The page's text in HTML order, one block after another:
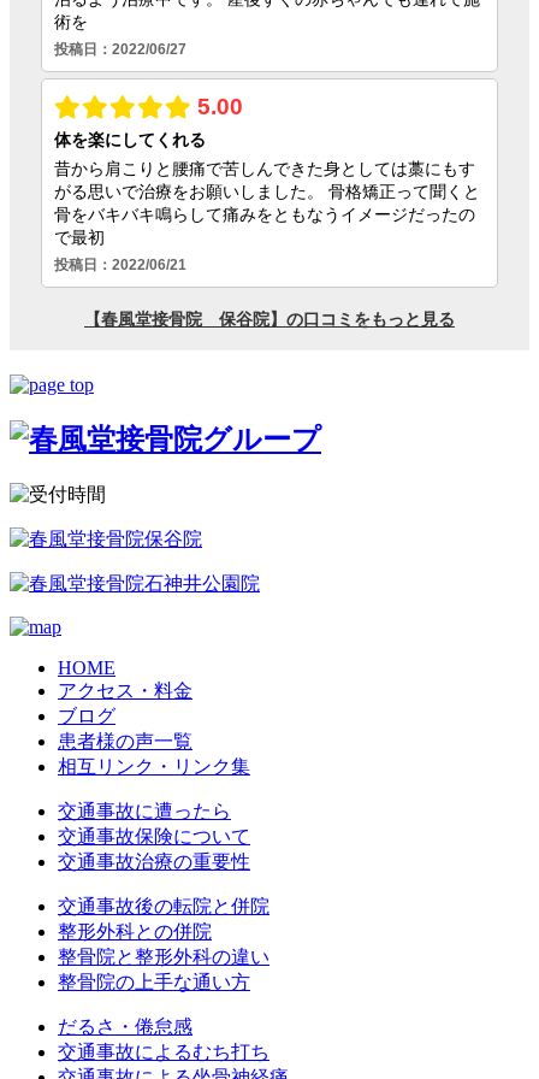
HOME
アクセス・料金
ブログ
患者様の声一覧
相互リンク・リンク集
交通事故に遭ったら
交通事故保険について
交通事故治療の重要性
交通事故後の転院と併院
整形外科との併院
整骨院と整形外科の違い
整骨院の上手な通い方
だるさ・倦怠感
交通事故によるむち打ち